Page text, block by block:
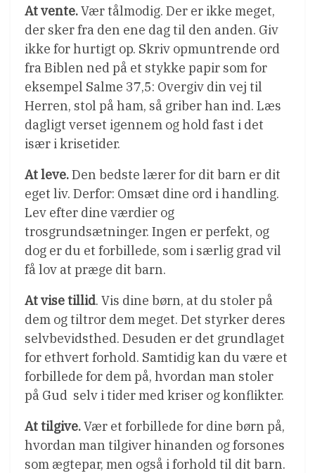
At vente.Vær tålmodig. Der er ikke meget,
der sker fra den ene dag til den anden. Giv
ikke for hurtigt op. Skriv opmuntrende ord
fra Biblen ned på et stykke papir som for
eksempel Salme 37,5: Overgiv din vej til
Herren, stol på ham, så griber han ind. Læs
dagligt verset igennem og hold fast i det 
især i krisetider.
At leve.Den bedste lærer for dit barn er dit
eget liv. Derfor: Omsæt dine ord i handling.
Lev efter dine værdier og
trosgrundsætninger. Ingen er perfekt, og
dog er du et forbillede, som i særlig grad vil
få lov at præge dit barn.
At vise tillid. Vis dine børn, at du stoler på
dem og tiltror dem meget. Det styrker deres
selvbevidsthed. Desuden er det grundlaget
for ethvert forhold. Samtidig kan du være et
forbillede for dem på, hvordan man stoler
på Gud  selv i tider med kriser og konflikter.
At tilgive.Vær et forbillede for dine børn på,
hvordan man tilgiver hinanden og forsones 
som ægtepar, men også i forhold til dit barn.